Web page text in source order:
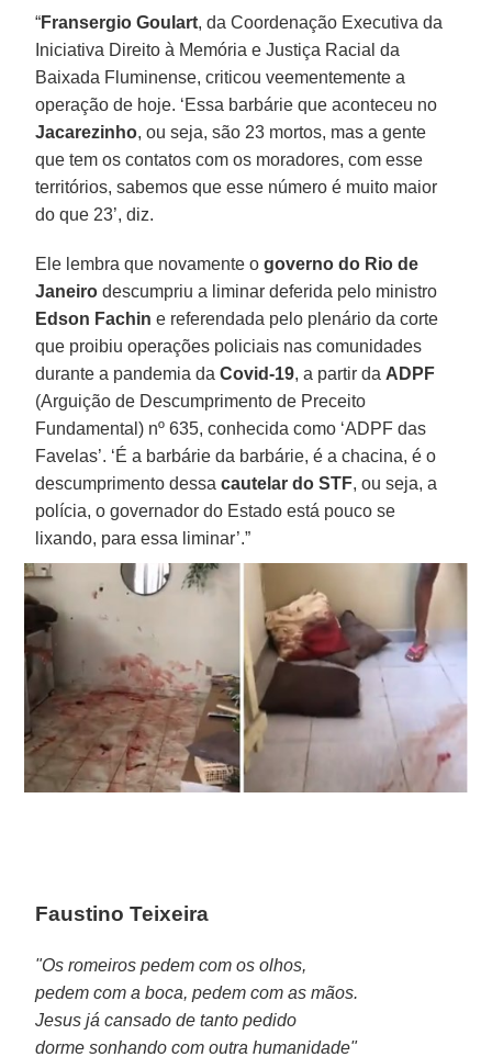
“Fransergio Goulart, da Coordenação Executiva da
Iniciativa Direito à Memória e Justiça Racial da
Baixada Fluminense, criticou veementemente a
operação de hoje. ‘Essa barbárie que aconteceu no
Jacarezinho, ou seja, são 23 mortos, mas a gente
que tem os contatos com os moradores, com esse
territórios, sabemos que esse número é muito maior
do que 23’, diz.
Ele lembra que novamente ogoverno do Rio de
Janeiro descumpriu a liminar deferida pelo ministro
Edson Fachin e referendada pelo plenário da corte
que proibiu operações policiais nas comunidades
durante a pandemia daCovid-19, a partir da ADPF
(Arguição de Descumprimento de Preceito
Fundamental) nº 635, conhecida como ‘ADPF das
Favelas’. ‘É a barbárie da barbárie, é a chacina, é o
descumprimento dessacautelar do STF, ou seja, a
polícia, o governador do Estado está pouco se
lixando, para essa liminar’.”
Faustino Teixeira
"Os romeiros pedem com os olhos,
pedem com a boca, pedem com as mãos.
Jesus já cansado de tanto pedido
dorme sonhando com outra humanidade"